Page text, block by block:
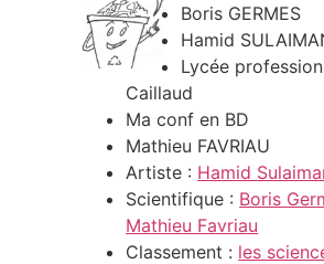
Boris GERMES
Hamid
Lycée
Caillaud
Ma conf en BD
Mathieu FAVRIAU
Artiste : Hamid
Scientifique : Boris
Mathieu Favriau
Classement : les